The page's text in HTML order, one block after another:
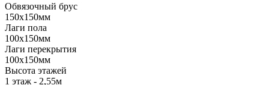
Обвязочный брус
150х150мм
Лаги пола
100х150мм
Лаги перекрытия
100х150мм
Высота этажей
1 этаж - 2,55м